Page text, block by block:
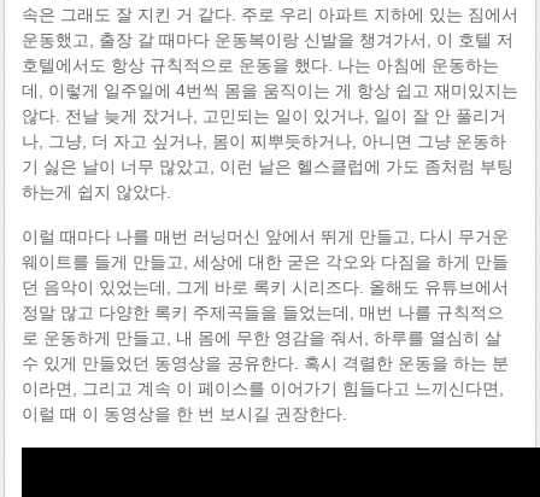
속은 그래도 잘 지킨 거 같다. 주로 우리 아파트 지하에 있는 짐에서
운동했고, 출장 갈 때마다 운동복이랑 신발을 챙겨가서, 이 호텔 저
호텔에서도 항상 규칙적으로 운동을 했다. 나는 아침에 운동하는
데, 이렇게 일주일에 4번씩 몸을 움직이는 게 항상 쉽고 재미있지는
않다. 전날 늦게 잤거나, 고민되는 일이 있거나, 일이 잘 안 풀리거
나, 그냥, 더 자고 싶거나, 몸이 찌뿌듯하거나, 아니면 그냥 운동하
기 싫은 날이 너무 많았고, 이런 날은 헬스클럽에 가도 좀처럼 부팅
하는게 쉽지 않았다.
이럴 때마다 나를 매번 러닝머신 앞에서 뛰게 만들고, 다시 무거운
웨이트를 들게 만들고, 세상에 대한 굳은 각오와 다짐을 하게 만들
던 음악이 있었는데, 그게 바로 록키 시리즈다. 올해도 유튜브에서
정말 많고 다양한 록키 주제곡들을 들었는데, 매번 나를 규칙적으
로 운동하게 만들고, 내 몸에 무한 영감을 줘서, 하루를 열심히 살
수 있게 만들었던 동영상을 공유한다. 혹시 격렬한 운동을 하는 분
이라면, 그리고 계속 이 페이스를 이어가기 힘들다고 느끼신다면,
이럴 때 이 동영상을 한 번 보시길 권장한다.